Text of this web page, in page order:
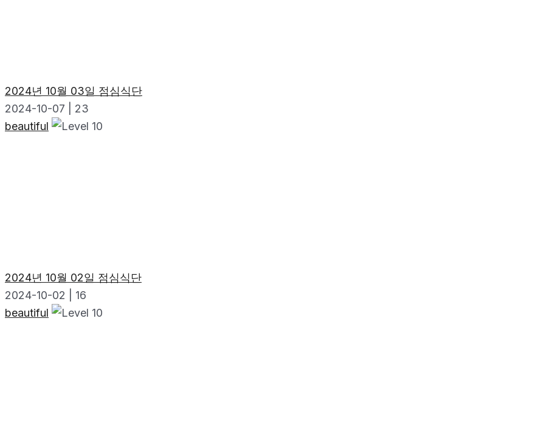
2024년 10월 03일 점심식단
2024-10-07
23
beautiful
2024년 10월 02일 점심식단
2024-10-02
16
beautiful